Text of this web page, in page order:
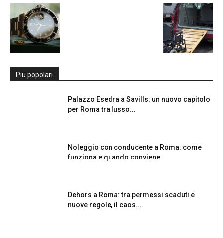
Piu popolari
Palazzo Esedra a Savills: un nuovo capitolo
per Roma tra lusso...
Noleggio con conducente a Roma: come
funziona e quando conviene
Dehors a Roma: tra permessi scaduti e
nuove regole, il caos...